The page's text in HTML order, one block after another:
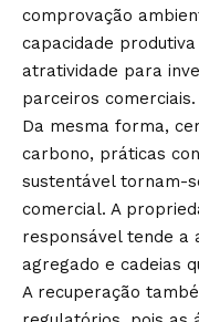
comprovação
capacidade
atratividade para
parceiros comerciais.
Da mesma forma,
carbono, práticas
sustentável tornam-
comercial. A
responsável tende a
agregado e cadeias
A recuperação